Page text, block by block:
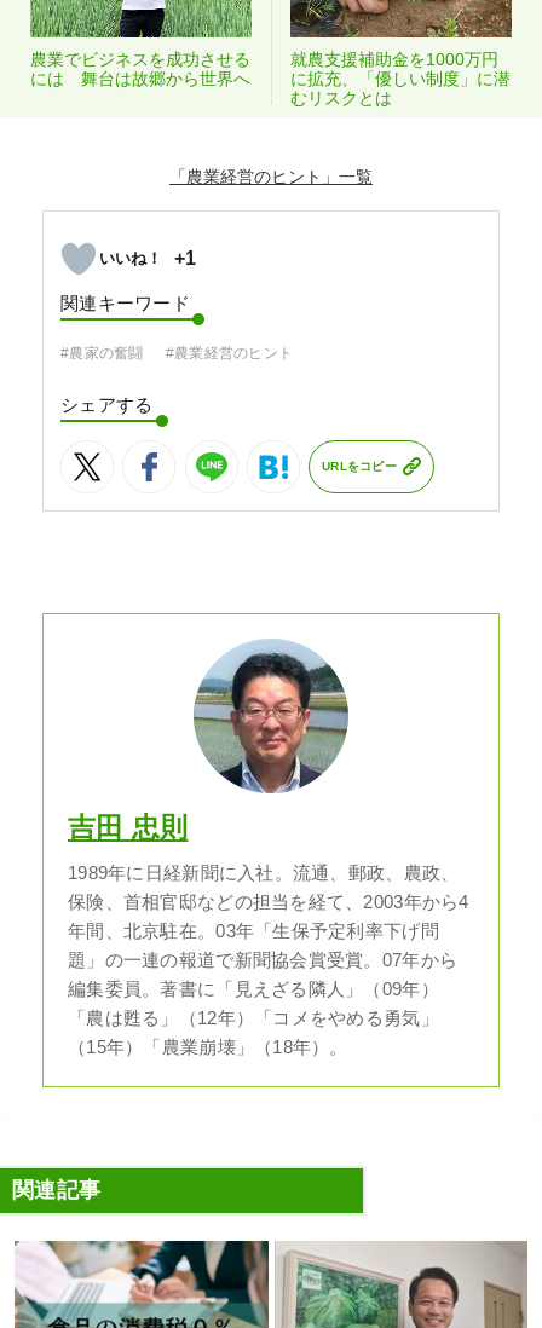
農業でビジネスを成功させる
には 舞台は故郷から世界へ
就農支援補助金を1000万円
に拡充、「優しい制度」に潜
むリスクとは
「農業経営のヒント」
+1
関連キーワード
#農家の奮闘 #農業経営のヒント
シェアする
URLをコピー
吉田 忠則
1989年に日経新聞に入社。流通、郵政、農政、
保険、首相官邸などの担当を経て、2003年から4
年間、北京駐在。03年「生保予定利率下げ問
題」の一連の報道で新聞協会賞受賞。07年から
編集委員。著書に「見えざる隣人」（09年）
「農は甦る」（12年）「コメをやめる勇気」
（15年）「農業崩壊」（18年）。
関連記事